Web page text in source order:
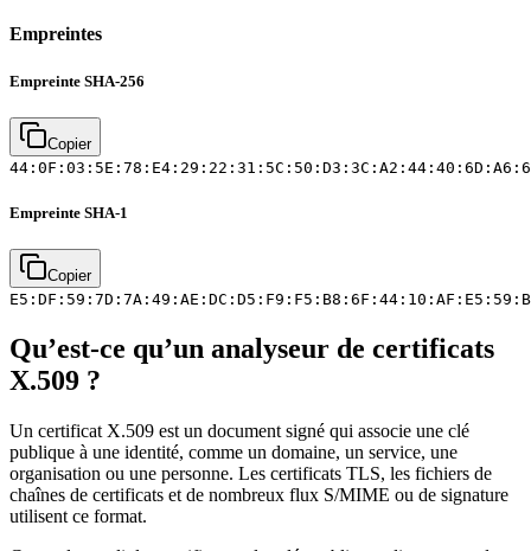
Empreintes
Empreinte SHA-256
Copier
Empreinte SHA-1
Copier
Qu’est-ce qu’un analyseur de certificats
X.509 ?
Un certificat X.509 est un document signé qui associe une clé
publique à une identité, comme un domaine, un service, une
organisation ou une personne. Les certificats TLS, les fichiers de
chaînes de certificats et de nombreux flux S/MIME ou de signature
utilisent ce format.